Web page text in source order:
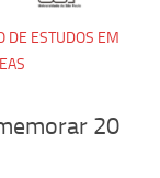
DE ESTUDOS EM
20